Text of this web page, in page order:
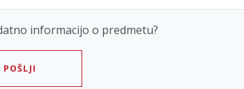
informacijo o predmetu?
POŠLJI